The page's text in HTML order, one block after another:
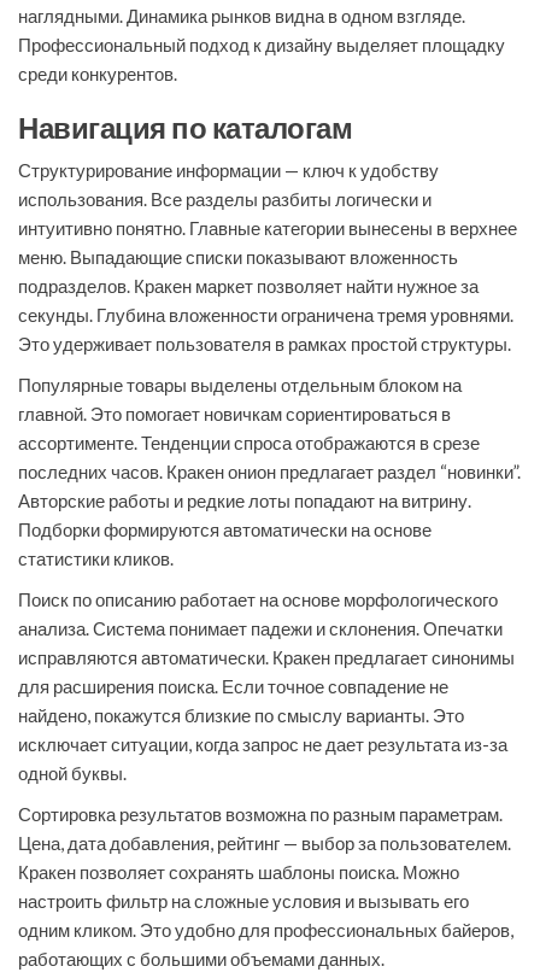
наглядными. Динамика рынков видна в одном взгляде.
Профессиональный подход к дизайну выделяет площадку
среди конкурентов.
Навигация по каталогам
Структурирование информации — ключ к удобству
использования. Все разделы разбиты логически и
интуитивно понятно. Главные категории вынесены в верхнее
меню. Выпадающие списки показывают вложенность
подразделов. Кракен маркет позволяет найти нужное за
секунды. Глубина вложенности ограничена тремя уровнями.
Это удерживает пользователя в рамках простой структуры.
Популярные товары выделены отдельным блоком на
главной. Это помогает новичкам сориентироваться в
ассортименте. Тенденции спроса отображаются в срезе
последних часов. Кракен онион предлагает раздел “новинки”.
Авторские работы и редкие лоты попадают на витрину.
Подборки формируются автоматически на основе
статистики кликов.
Поиск по описанию работает на основе морфологического
анализа. Система понимает падежи и склонения. Опечатки
исправляются автоматически. Кракен предлагает синонимы
для расширения поиска. Если точное совпадение не
найдено, покажутся близкие по смыслу варианты. Это
исключает ситуации, когда запрос не дает результата из-за
одной буквы.
Сортировка результатов возможна по разным параметрам.
Цена, дата добавления, рейтинг — выбор за пользователем.
Кракен позволяет сохранять шаблоны поиска. Можно
настроить фильтр на сложные условия и вызывать его
одним кликом. Это удобно для профессиональных байеров,
работающих с большими объемами данных.